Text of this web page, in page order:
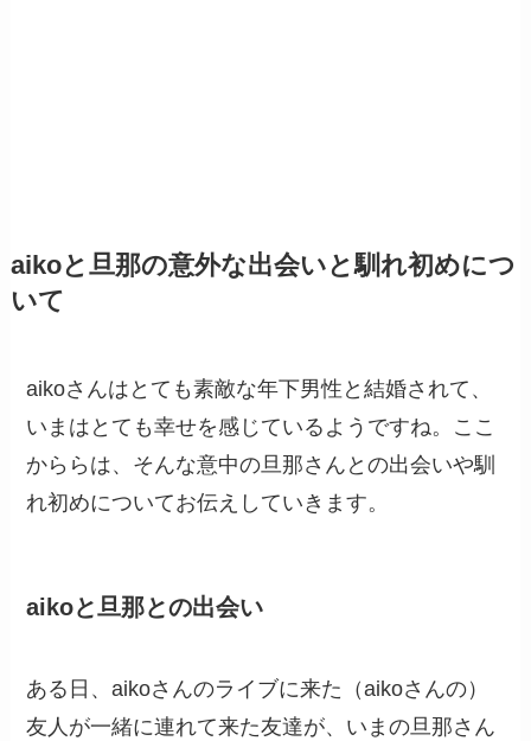
aikoと旦那の意外な出会いと馴れ初めにつ
いて
aikoさんはとても素敵な年下男性と結婚されて、
いまはとても幸せを感じているようですね。ここ
かららは、そんな意中の旦那さんとの出会いや馴
れ初めについてお伝えしていきます。
aikoと旦那との出会い
ある日、aikoさんのライブに来た（aikoさんの）
友人が一緒に連れて来た友達が、いまの旦那さん